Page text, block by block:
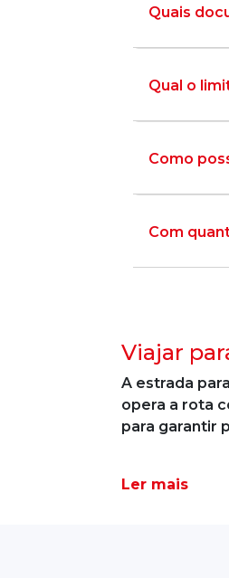
Quais
Qual o
Como
Com
Viajar
A estrada
opera a rota
para garantir
Ler mais